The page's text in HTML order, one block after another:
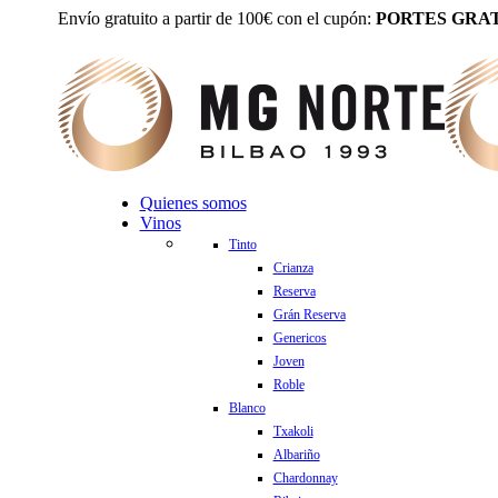
Envío gratuito a partir de 100€ con el cupón: PORTES
Quienes somos
Vinos
Tinto
Crianza
Reserva
Grán Reserva
Genericos
Joven
Roble
Blanco
Txakoli
Albariño
Chardonnay